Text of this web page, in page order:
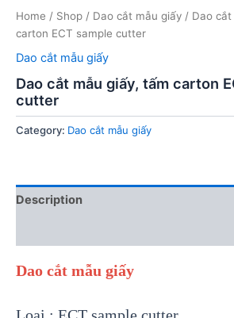
Home / Shop / Dao cắt mẫu giấy / Dao
carton ECT sample cutter
Dao cắt mẫu giấy
Dao cắt mẫu giấy, tấm carton
cutter
Category: Dao cắt mẫu giấy
Description
Dao cắt mẫu giấy